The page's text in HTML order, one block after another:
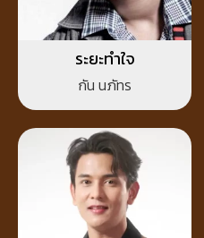
ระยะทำใจ
กัน นภัทร